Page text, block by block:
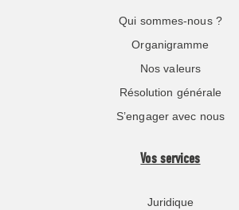
Qui sommes-nous ?
Organigramme
Nos valeurs
Résolution générale
S’engager avec nous
Vos services
Juridique